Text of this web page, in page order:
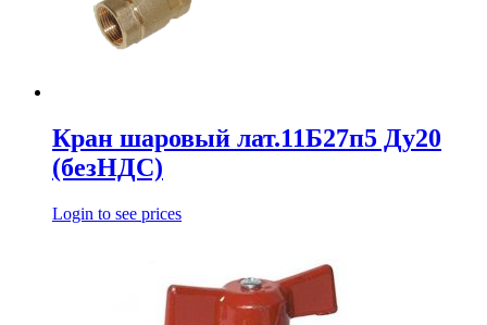
Кран шаровый лат.11Б27п5 Ду20
(безНДС)
Login to see prices